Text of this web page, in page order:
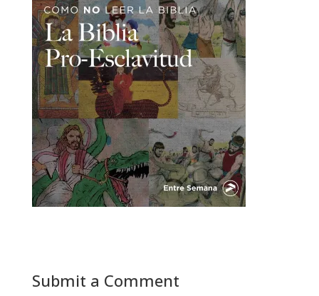
Submit a Comment